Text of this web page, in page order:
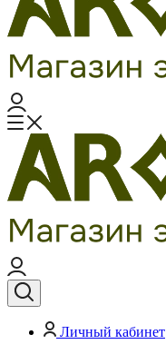
Личный кабинет